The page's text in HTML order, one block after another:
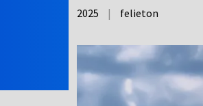
2025 | felieton